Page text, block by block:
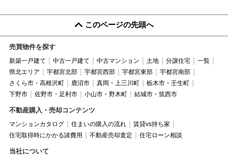
このページの先頭へ
売買物件を探す
新築一戸建て 中古一戸建て 中古マンション 土地 分譲住宅
一覧
県北エリア
宇都宮北部 宇都宮西部 宇都宮東部
宇都宮南部
さくら市・高根沢町
鹿沼市 真岡・上三川町
栃木市・壬生町
下野市
佐野市・足利市 小山市・野木町 結城市・筑西市
不動産購入・売却コンテンツ
マンションカタログ 住まいの購入の流れ
賃貸vs持ち家
住宅取得時にかかる諸費用
不動産売却査定 住宅ローン相談
当社について